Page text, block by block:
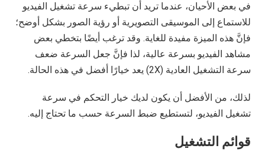
في بعض الأحيان، عندما تريد أن تبطيء سرعة تشغيل الفيديو
للاستماع إلى الموسيقى التصويرية أو رؤية الصور بشكل أوضح؛
فإنَّ هذه الميزة مفيدة للغاية. وقد ترغب أيضًا بتخطي بعض
مشاهد الفيديو بسرعة عالية، لذا فإنَّ جعل السرعة ضعف
سرعة التشغيل العادية (2X) يعد خيارًا أفضل في هذه الحالة.
لذلك، من الأفضل أن يكون لديك خيار التحكم في سرعة
تشغيل الفيديو، لتستطيع ضبط السرعة حسب ما تحتاج إليه.
قوائم التشغيل